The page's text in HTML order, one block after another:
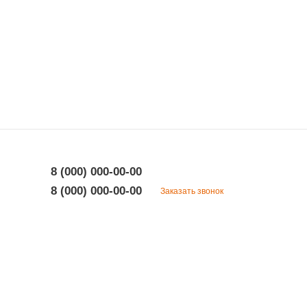
8 (000) 000-00-00
8 (000) 000-00-00
Заказать звонок